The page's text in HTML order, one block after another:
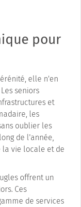
pour
elle n'en
seniors
et
les
oublier les
de l'année,
vie locale et de
offrent un
Ces
de services